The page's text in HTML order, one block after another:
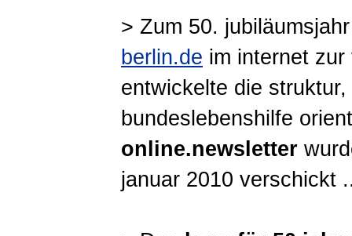
> Zum 50.
berlin.de im internet
entwickelte die
bundeslebenshilfe
online.newsletter
januar 2010 verschickt